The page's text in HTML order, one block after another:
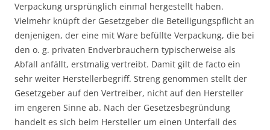
Verpackung ursprünglich einmal hergestellt haben.
Vielmehr knüpft der Gesetzgeber die Beteiligungspflicht an
denjenigen, der eine mit Ware befüllte Verpackung, die bei
den o. g. privaten Endverbrauchern typischerweise als
Abfall anfällt, erstmalig vertreibt. Damit gilt de facto ein
sehr weiter Herstellerbegriff. Streng genommen stellt der
Gesetzgeber auf den Vertreiber, nicht auf den Hersteller
im engeren Sinne ab. Nach der Gesetzesbegründung
handelt es sich beim Hersteller um einen Unterfall des